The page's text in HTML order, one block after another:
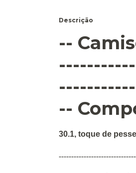
Descrição
--
--
30.1, toque de